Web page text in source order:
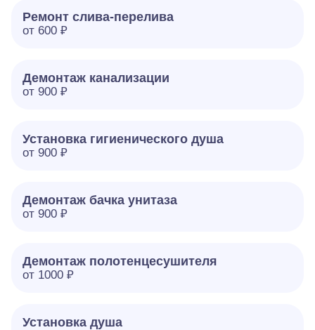
Ремонт слива-перелива
от 600 ₽
Демонтаж канализации
от 900 ₽
Установка гигиенического душа
от 900 ₽
Демонтаж бачка унитаза
от 900 ₽
Демонтаж полотенцесушителя
от 1000 ₽
Установка душа